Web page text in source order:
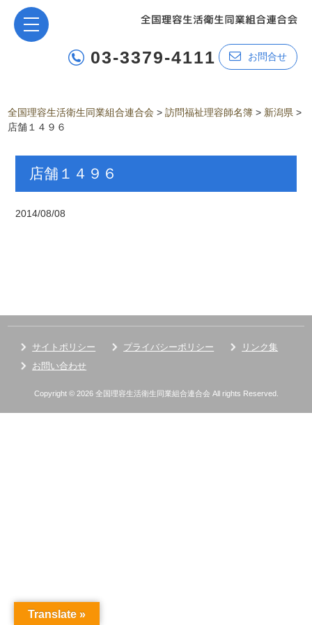
03-3379-4111 お問合せ
全国理容生活衛生同業組合連合会 >訪問福祉理容師名簿 > 新潟県 >
店舗１４９６
店舗１４９６
2014/08/08
サイトポリシー プライバシーポリシー
リンク集
お問い合わせ
Copyright © 2026 全国理容生活衛生同業組合連合会 All rights Reserved.
Translate »